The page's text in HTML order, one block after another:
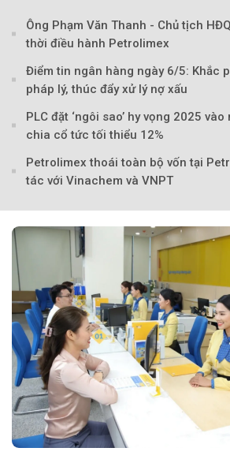
Ông Phạm Văn Thanh - Chủ tịch
thời điều hành Petrolimex
Điểm tin ngân hàng ngày 6/5: Khắc
pháp lý, thúc đẩy xử lý nợ xấu
PLC đặt ‘ngôi sao’ hy vọng 2025
chia cổ tức tối thiểu 12%
Petrolimex thoái toàn bộ vốn tại
tác với Vinachem và VNPT